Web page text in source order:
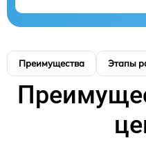
Преимущества Этапы